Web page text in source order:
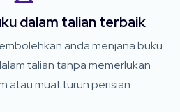
dalam talian terbaik
anda menjana buku
talian tanpa memerlukan
atau muat turun perisian.